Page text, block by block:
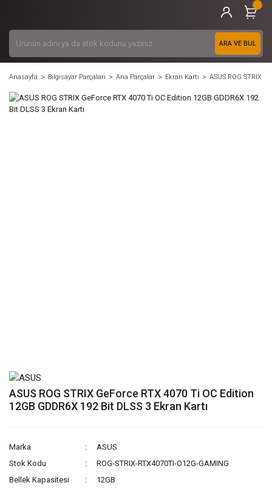
ARA VE BUL
Anasayfa Bilgisayar Parçaları Ana Parçalar Ekran Kartı ASUS ROG STRIX
ASUS ROG STRIX GeForce RTX 4070 Ti OC Edition
12GB GDDR6X 192 Bit DLSS 3 Ekran Kartı
Marka
ASUS
Stok Kodu
ROG-STRIX-RTX4070TI-O12G-GAMING
Bellek Kapasitesi
12GB